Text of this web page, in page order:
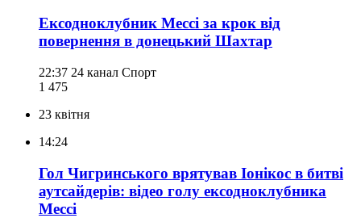
Ексодноклубник Мессі за крок від
повернення в донецький Шахтар
22:37 24 канал Спорт
1 475
23 квітня
14:24
Гол Чигринського врятував Іонікос в битві
аутсайдерів: відео голу ексодноклубника
Мессі